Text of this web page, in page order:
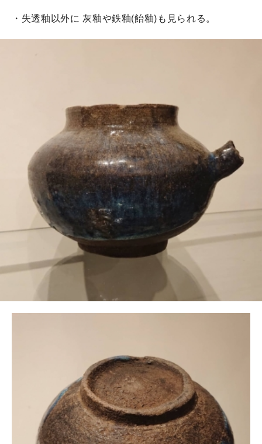
・失透釉以外に 灰釉や鉄釉(飴釉)も見られる。